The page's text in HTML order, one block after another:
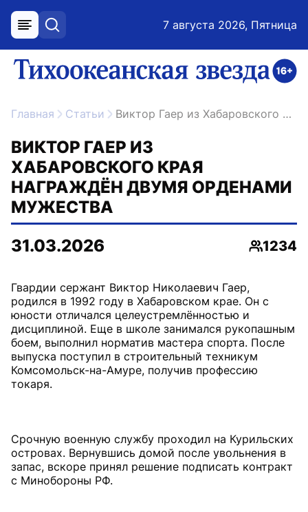
меню поиск 7 августа 2026, Пятница
ссылка на главную
Главная Статьи Виктор Гаер из Хабаровского края награждён двумя орденами Мужества
ВИКТОР ГАЕР ИЗ
ХАБАРОВСКОГО КРАЯ
НАГРАЖДЁН ДВУМЯ ОРДЕНАМИ
МУЖЕСТВА
31.03.2026
1234
Гвардии сержант Виктор Николаевич Гаер,
родился в 1992 году в Хабаровском крае. Он с
юности отличался целеустремлённостью и
дисциплиной. Еще в школе занимался рукопашным
боем, выполнил норматив мастера спорта. После
выпуска поступил в строительный техникум
Комсомольск-на-Амуре, получив профессию
токаря.
Срочную военную службу проходил на Курильских
островах. Вернувшись домой после увольнения в
запас, вскоре принял решение подписать контракт
с Минобороны РФ.